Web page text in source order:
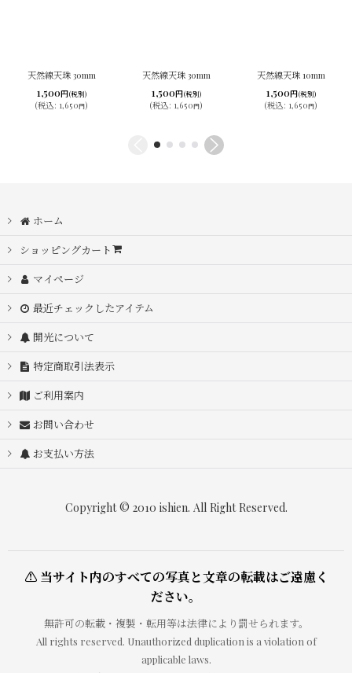
天然線天珠 30mm
1,500円(税別)
(税込: 1,650円)
天然線天珠 30mm
1,500円(税別)
(税込: 1,650円)
天然線天珠 10mm
1,500円(税別)
(税込: 1,650円)
ホーム
ショッピングカート
マイページ
最近チェックしたアイテム
開光について
特定商取引法表示
ご利用案内
お問い合わせ
お支払い方法
Copyright © 2010 ishien. All Right Reserved.
⚠ 当サイト内のすべての写真と文章の転載はご遠慮く
ださい。
無許可の転載・複製・転用等は法律により罰せられます。
All rights reserved. Unauthorized duplication is a violation of
applicable laws.